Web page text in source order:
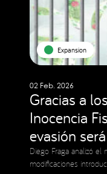
Expansion
02 Feb. 2026
Gracias a
Inocencia
evasión
Diego Fraga analizó
modificaciones